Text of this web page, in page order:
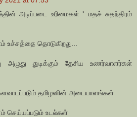
அடிப்படை உரிமைகள் ' மதச் சுதந்திரம்
உச்சத்தை தொடுகிறது...
அழுது துடிக்கும் தேசிய உணர்வாளர்கள்
தமிழனின் அடையாளங்கள்
செய்யப்படும் உடல்கள்